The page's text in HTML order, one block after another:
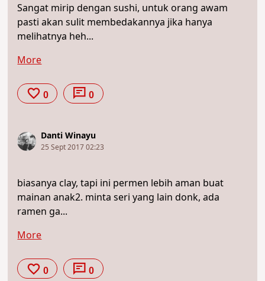
Sangat mirip dengan sushi, untuk orang awam
pasti akan sulit membedakannya jika hanya
melihatnya heh...
More
0 0
Danti Winayu
25 Sept 2017 02:23
biasanya clay, tapi ini permen lebih aman buat
mainan anak2. minta seri yang lain donk, ada
ramen ga...
More
0 0